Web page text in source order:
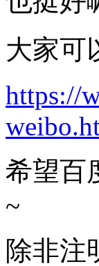
大家可
https://
希望百
~
除非注